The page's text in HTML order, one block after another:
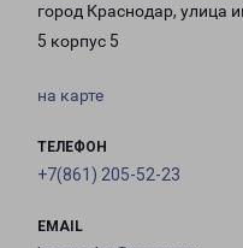
город Краснодар, улица
5 корпус 5
на карте
ТЕЛЕФОН
+7(861) 205-52-23
EMAIL